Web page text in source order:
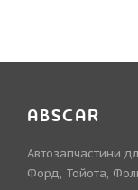
ABSCAR
Автозапчастини
Форд, Тойота,